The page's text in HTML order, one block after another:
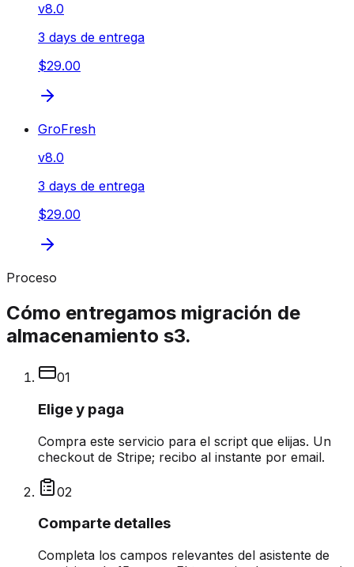
v8.0
3 days de entrega
$29.00
GroFresh
v8.0
3 days de entrega
$29.00
Proceso
Cómo entregamos migración de
almacenamiento s3.
01
Elige y paga
Compra este servicio para el script que elijas. Un
checkout de Stripe; recibo al instante por email.
02
Comparte detalles
Completa los campos relevantes del asistente de